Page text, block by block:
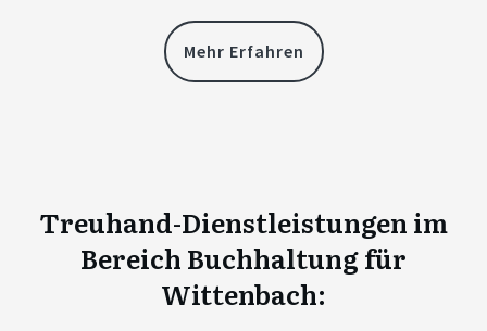
Mehr Erfahren
Treuhand-Dienstleistungen im
Bereich Buchhaltung für
Wittenbach: